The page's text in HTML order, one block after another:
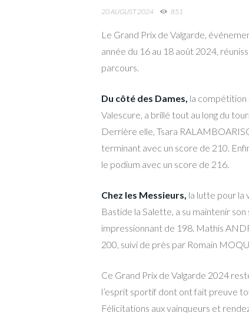
20 AUGUST 2024 851
Le Grand Prix de Valgarde,
année du 16 au 18 août 2024,
parcours.
Du côté des Dames, la compétition
Valescure, a brillé tout au long du
Derrière elle, Tsara
terminant avec un score de 210.
le podium avec un score de 216.
Chez les Messieurs, la lutte pour la
Bastide la Salette, a su maintenir
impressionnant de 198. Mathis
200, suivi de près par Romain
Ce Grand Prix de Valgarde 2024
l’esprit sportif dont ont fait preuve
Félicitations aux vainqueurs et